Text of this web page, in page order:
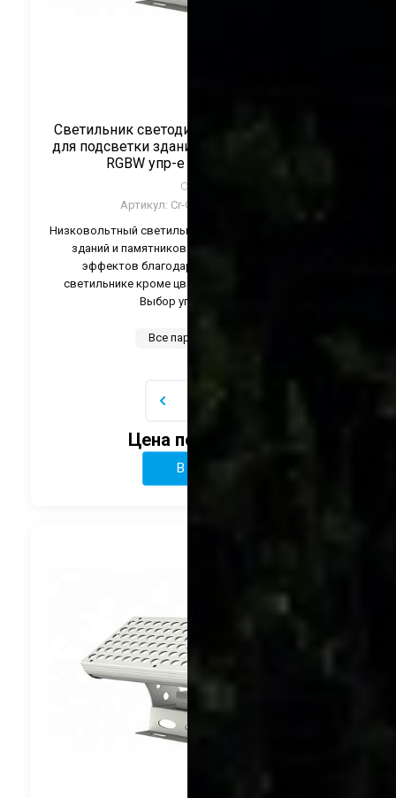
Светильник светодиодный низковольтный
для подсветки зданий и деревьев 96Вт 24V
RGBW упр-е DMX ТМ CRANE
CRANE
Артикул: Cr-CTL-BYZ96-RGBW
Низковольтный светильник для подсветки деревьев,
зданий и памятников. С созданием множества
эффектов благодаря контроллеру DMX. В
светильнике кроме цветов RGB есть белый цвет.
Выбор угла свечения.
Все параметры
Цена по запросу
В корзину